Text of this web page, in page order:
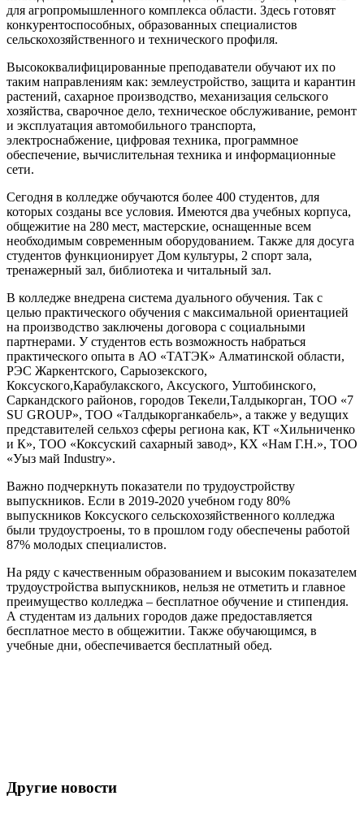
для агропромышленного комплекса области. Здесь готовят
конкурентоспособных, образованных специалистов
сельскохозяйственного и технического профиля.
Высококвалифицированные преподаватели обучают их по
таким направлениям как: землеустройство, защита и карантин
растений, сахарное производство, механизация сельского
хозяйства, сварочное дело, техническое обслуживание, ремонт
и эксплуатация автомобильного транспорта,
электроснабжение, цифровая техника, программное
обеспечение, вычислительная техника и информационные
сети.
Сегодня в колледже обучаются более 400 студентов, для
которых созданы все условия. Имеются два учебных корпуса,
общежитие на 280 мест, мастерские, оснащенные всем
необходимым современным оборудованием. Также для досуга
студентов функционирует Дом культуры, 2 спорт зала,
тренажерный зал, библиотека и читальный зал.
В колледже внедрена система дуального обучения. Так с
целью практического обучения с максимальной ориентацией
на производство заключены договора с социальными
партнерами. У студентов есть возможность набраться
практического опыта в АО «ТАТЭК» Алматинской области,
РЭС Жаркентского, Сарыозекского,
Коксуского,Карабулакского, Аксуского, Уштобинского,
Саркандского районов, городов Текели,Талдыкорган, ТОО «7
SU GROUP», ТОО «Талдыкорганкабель», а также у ведущих
представителей сельхоз сферы региона как, КТ «Хильниченко
и К», ТОО «Коксуский сахарный завод», КХ «Нам Г.Н.», ТОО
«Уыз май Industry».
Важно подчеркнуть показатели по трудоустройству
выпускников. Если в 2019-2020 учебном году 80%
выпускников Коксуского сельскохозяйственного колледжа
были трудоустроены, то в прошлом году обеспечены работой
87% молодых специалистов.
На ряду с качественным образованием и высоким показателем
трудоустройства выпускников, нельзя не отметить и главное
преимущество колледжа – бесплатное обучение и стипендия.
А студентам из дальних городов даже предоставляется
бесплатное место в общежитии. Также обучающимся, в
учебные дни, обеспечивается бесплатный обед.
Другие новости